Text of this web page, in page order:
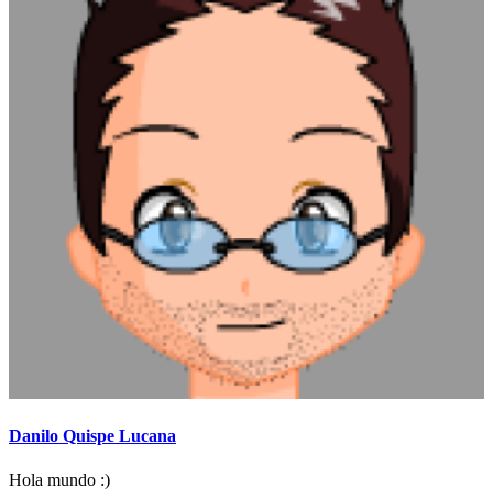
Danilo Quispe Lucana
Hola mundo :)